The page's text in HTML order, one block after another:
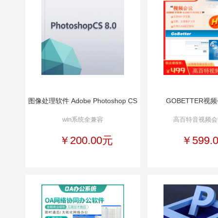
图像处理软件 Adobe Photoshop CS
win系统全兼容
￥200.00元
GOBETTER视
高百特音视频
￥